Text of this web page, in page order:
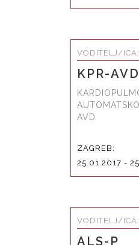
VODITELJ/ICA:
KPR-
AVD
ZAGREB:
25.01.2017 -
VODITELJ/
ALS-P